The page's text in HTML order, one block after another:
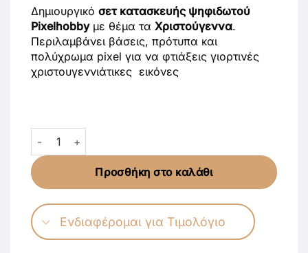
Δημιουργικό σετ κατασκευής ψηφιδωτού
Pixelhobbyμε θέμα τα Χριστούγεννα.
Περιλαμβάνει βάσεις, πρότυπα και
πολύχρωμα pixel για να φτιάξεις γιορτινές
χριστουγεννιάτικες εικόνες
Σετ Κατασκευής Ψηφιδωτού Pixelhobby –
Προσθήκη στο καλάθι
Ενδιαφέρομαι για Τιμολόγιο